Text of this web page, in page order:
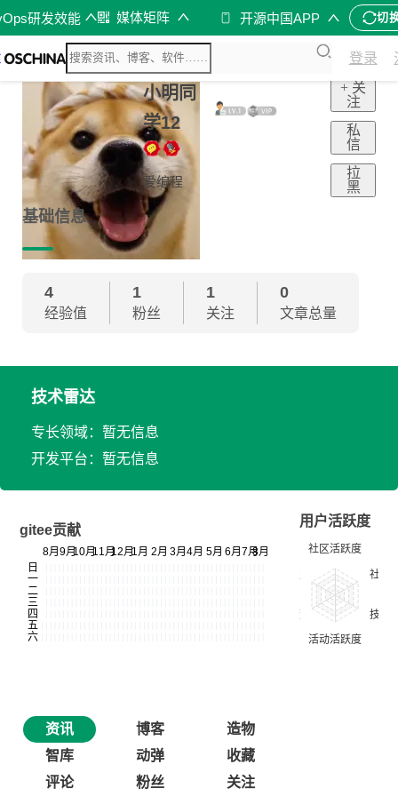
研发效能 媒体矩阵 开源中国APP 切
登录
小明同
学12
爱编程
+ 关
注
私
信
拉
黑
基础信息
4
经验值
1
粉丝
1
关注
0
文章总量
技术雷达
专长领域：暂无信息
开发平台：暂无信息
gitee贡献
用户活跃度
资讯 博客
造物
智库
动弹
收藏
评论
粉丝 关注